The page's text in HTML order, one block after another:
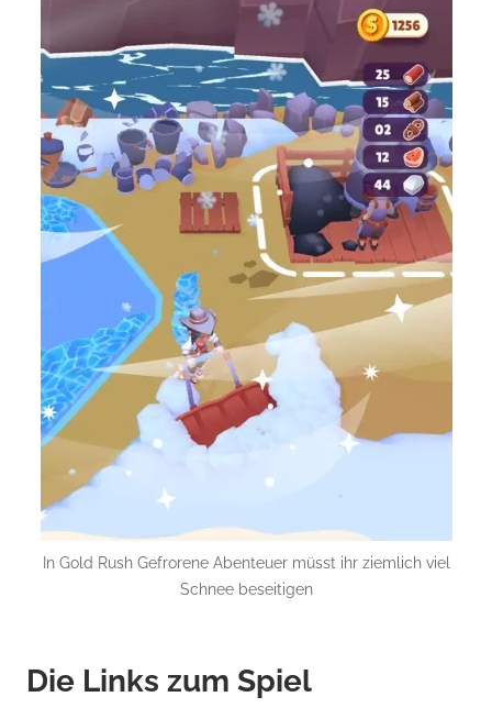
In Gold Rush Gefrorene Abenteuer müsst ihr ziemlich viel
Schnee beseitigen
Die Links zum Spiel